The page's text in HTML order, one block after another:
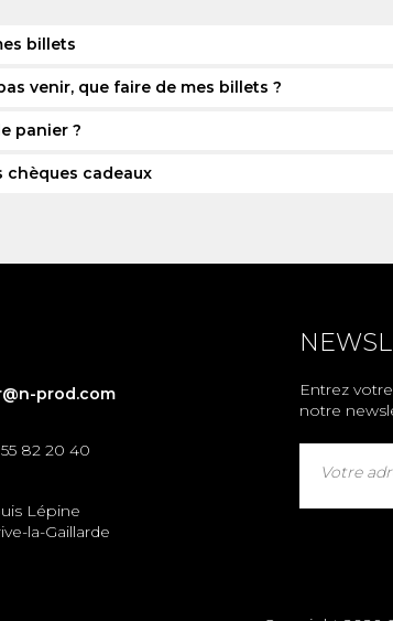
billets
venir, que faire de mes billets ?
panier ?
chèques cadeaux
prod.com
82 20 40
Lépine
la-Gaillarde
Entrez
notre